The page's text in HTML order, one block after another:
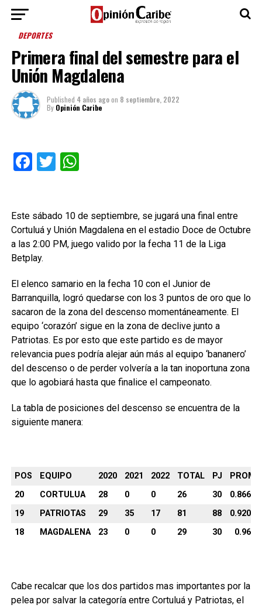
DEPORTES
Primera final del semestre para el
Unión Magdalena
Published 4 años agoon 8 septiembre, 2022
By Opinión Caribe
Facebook
TwitterWhatsApp
Este sábado 10 de septiembre, se jugará una final entre
Cortuluá y Unión Magdalena en el estadio Doce de Octubre
a las 2:00 PM, juego valido por la fecha 11 de la Liga
Betplay.
El elenco samario en la fecha 10 con el Junior de
Barranquilla, logró quedarse con los 3 puntos de oro que lo
sacaron de la zona del descenso momentáneamente. El
equipo ‘corazón’ sigue en la zona de declive junto a
Patriotas. Es por esto que este partido es de mayor
relevancia pues podría alejar aún más al equipo ‘bananero’
del descenso o de perder volvería a la tan inoportuna zona
que lo agobiará hasta que finalice el campeonato.
La tabla de posiciones del descenso se encuentra de la
siguiente manera:
POS EQUIPO 2020 2021 2022 TOTAL PJ
PROM.
20
CORTULUA 28 0 0 26 30
0.8667
19
PATRIOTAS 29 35 17 81 88
0.9205
18
MAGDALENA 23 0 0 29 30 0.9667
Cabe recalcar que los dos partidos mas importantes por la
pelea por salvar la categoría entre Cortuluá y Patriotas, el